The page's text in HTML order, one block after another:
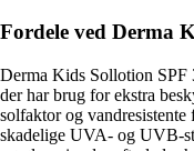
Fordele ved Derma
Derma Kids Sollotion SPF
der har brug for ekstra
solfaktor og
skadelige UVA- og UVB-